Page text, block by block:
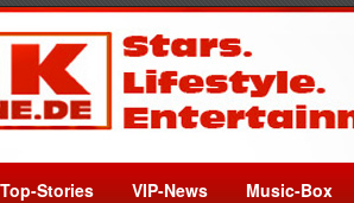
Top-Stories VIP-News Music-Box